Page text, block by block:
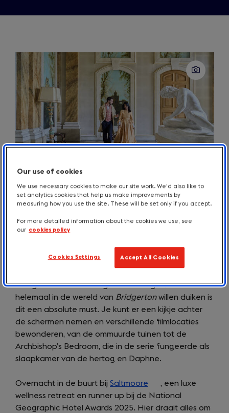
Bridgerton seizoen 4 North Yorkshire
intriges en romantiek zich tegen het decor van de
uitgestrekte heide van North Yorkshire. Veel van de
regency pracht uit de serie is opgenomen in de
statige landhuizen van Yorkshire. Zo deedCastle
in
a
new
tab)
landgoed van de hertog van Hastings. Voor fans die
helemaal in de wereld van Bridgertonwillen duiken is
dit een absolute must. Je kunt er een kijkje achter
de schermen nemen en verschillende filmlocaties
bewonderen, van de ommuurde tuinen tot de
Archbishop’s Bedroom, die in de serie fungeerde als
slaapkamer van de hertog en Daphne.
Overnacht in de buurt bij Saltmoore (opens
in
a
, een luxe
wellness retreat en runner up bij de National
Geographic Hotel Awards 2025. Hier draait alles om
Our use of cookies
We use necessary cookies to make our site work. We'd also like to
set analytics cookies that help us make improvements by
measuring how you use the site. These will be set only if you accept.
For more detailed information about the cookies we use, see
our cookies policy
Cookies Settings Accept All Cookies